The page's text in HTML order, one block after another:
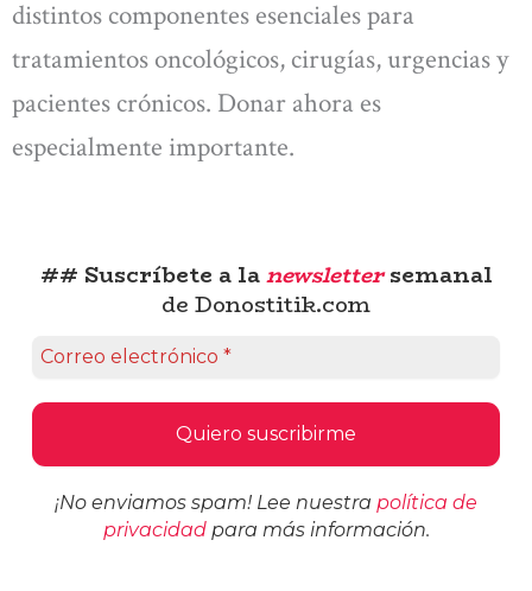
distintos componentes esenciales para
tratamientos oncológicos, cirugías, urgencias y
pacientes crónicos. Donar ahora es
especialmente importante.
## Suscríbete a lanewslettersemanal
de Donostitik.com
¡No enviamos spam! Lee nuestra política de
privacidadpara más información.